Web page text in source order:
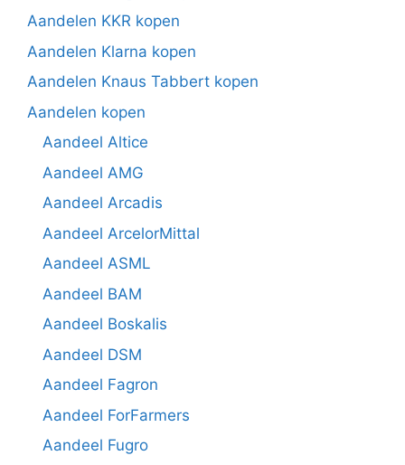
Aandelen KKR kopen
Aandelen Klarna kopen
Aandelen Knaus Tabbert kopen
Aandelen kopen
Aandeel Altice
Aandeel AMG
Aandeel Arcadis
Aandeel ArcelorMittal
Aandeel ASML
Aandeel BAM
Aandeel Boskalis
Aandeel DSM
Aandeel Fagron
Aandeel ForFarmers
Aandeel Fugro